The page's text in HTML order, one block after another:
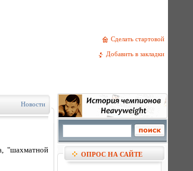
Сделать стартовой
Добавить в закладки
Новости
"шахматной
ОПРОС НА САЙТЕ